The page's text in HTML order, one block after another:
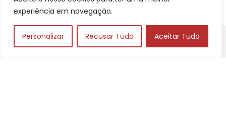
experiência em navegação.
Personalizar Recusar Tudo Aceitar Tudo